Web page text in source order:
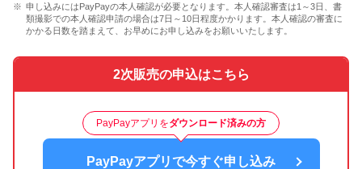
申し込みにはPayPayの本人確認が必要となります。本人確認審査は1～3日、書
類撮影での本人確認申請の場合は7日～10日程度かかります。本人確認の審査に
かかる日数を踏まえて、お早めにお申し込みをお願いいたします。
2次販売の申込はこちら
PayPayアプリをダウンロード済みの方
PayPayアプリで今すぐ申し込み